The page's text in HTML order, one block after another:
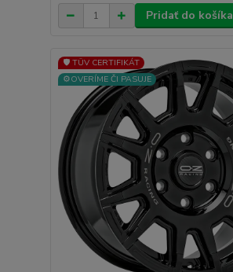
Pridať do košíka
🛡️ TÜV CERTIFIKÁT
⚙️OVERÍME ČI PASUJE